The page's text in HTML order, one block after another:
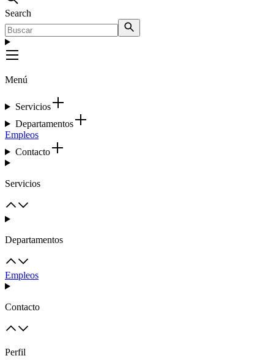
Search
Menú
Servicios
Departamentos
Empleos
Contacto
Servicios
Departamentos
Empleos
Contacto
Perfil